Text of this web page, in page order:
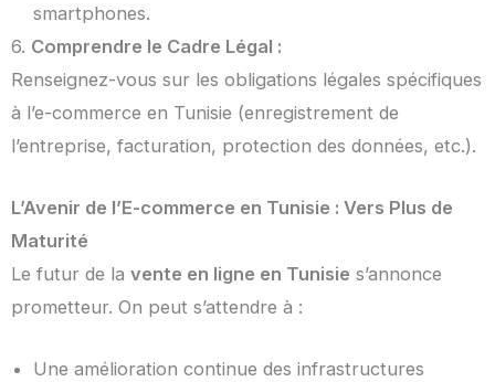
smartphones.
6. Comprendre le Cadre Légal :
Renseignez-vous sur les obligations légales spécifiques
à l’e-commerce en Tunisie (enregistrement de
l’entreprise, facturation, protection des données, etc.).
L’Avenir de l’E-commerce en Tunisie : Vers Plus de
Maturité
Le futur de la vente en ligne en Tunisie s’annonce
prometteur. On peut s’attendre à :
Une amélioration continue des infrastructures